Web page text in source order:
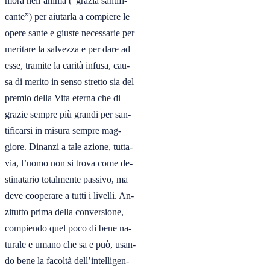
cante”) per aiutarla a compiere le
opere sante e giuste necessarie per
meritare la salvezza e per dare ad
esse, tramite la carità infusa, cau-
sa di merito in senso stretto sia del
premio della Vita eterna che di
grazie sempre più grandi per san-
tificarsi in misura sempre mag-
giore. Dinanzi a tale azione, tutta-
via, l’uomo non si trova come de-
stinatario totalmente passivo, ma
deve cooperare a tutti i livelli. An-
zitutto prima della conversione,
compiendo quel poco di bene na-
turale e umano che sa e può, usan-
do bene la facoltà dell’intelligen-